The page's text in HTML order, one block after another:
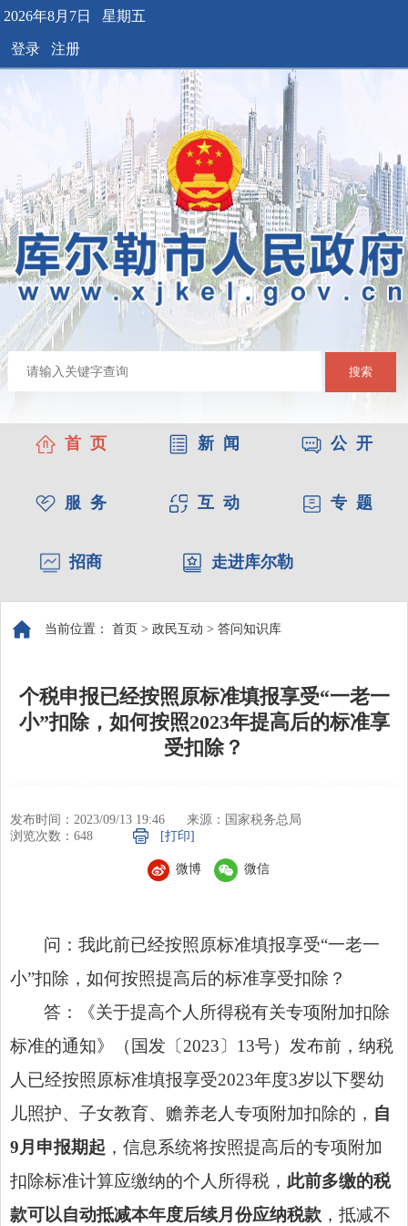
2026年8月7日 星期五
登录 注册
搜索
首 页 新 闻 公 开
服 务 互 动 专 题
招商 走进库尔勒
当前位置： 首页 > 政民互动 > 答问知识库
个税申报已经按照原标准填报享受“一老一
小”扣除，如何按照2023年提高后的标准享
受扣除？
发布时间：2023/09/13 19:46
来源：国家税务总局
浏览次数： 648 [打印]
微博 微信
问：我此前已经按照原标准填报享受“一老一
小”扣除，如何按照提高后的标准享受扣除？
答：《关于提高个人所得税有关专项附加扣除
标准的通知》（国发〔2023〕13号）发布前，纳税
人已经按照原标准填报享受2023年度3岁以下婴幼
儿照护、子女教育、赡养老人专项附加扣除的， 自
9月申报期起 ，信息系统将按照提高后的专项附加
扣除标准计算应缴纳的个人所得税， 此前多缴的税
款可以自动抵减本年度后续月份应纳税款 ，抵减不